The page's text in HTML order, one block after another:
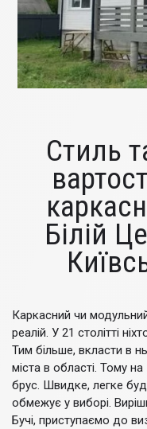
Стиль
Білій
Каркасний чи
реалій. У 21 столітті
Тим більше, вкласти в
міста в області. Тому
брус. Швидке, легке
обмежує у виборі.
Бучі, приступаємо до